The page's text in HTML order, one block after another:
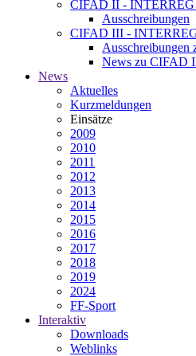
CIFAD II - INTERREG
Ausschreibungen
CIFAD III - INTERREG
News zu CIFAD
News
Aktuelles
Kurzmeldungen
Einsätze
2009
2010
2011
2012
2013
2014
2015
2016
2017
2018
2019
2024
FF-Sport
Interaktiv
Downloads
Weblinks